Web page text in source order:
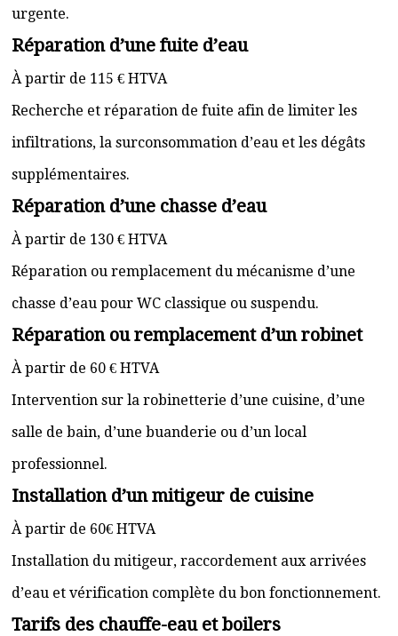
urgente.
Réparation d’une fuite d’eau
À partir de 115 € HTVA
Recherche et réparation de fuite afin de limiter les
infiltrations, la surconsommation d’eau et les dégâts
supplémentaires.
Réparation d’une chasse d’eau
À partir de 130 € HTVA
Réparation ou remplacement du mécanisme d’une
chasse d’eau pour WC classique ou suspendu.
Réparation ou remplacement d’un robinet
À partir de 60 € HTVA
Intervention sur la robinetterie d’une cuisine, d’une
salle de bain, d’une buanderie ou d’un local
professionnel.
Installation d’un mitigeur de cuisine
À partir de 60€ HTVA
Installation du mitigeur, raccordement aux arrivées
d’eau et vérification complète du bon fonctionnement.
Tarifs des chauffe-eau et boilers